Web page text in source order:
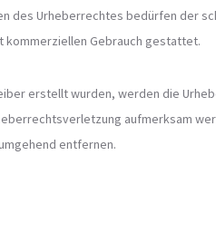
des Urheberrechtes bedürfen der
kommerziellen Gebrauch gestattet.
erstellt wurden, werden die
aufmerksam
entfernen.